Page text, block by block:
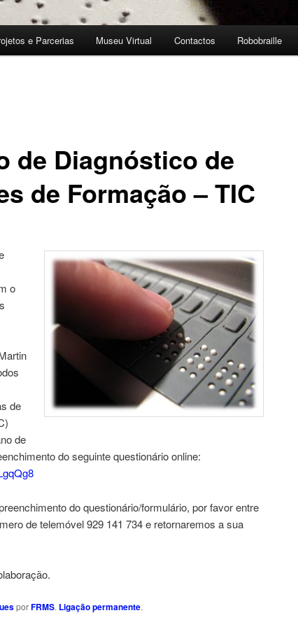
e Parcerias Museu Virtual Contactos Robobraille
de Diagnóstico de
de Formação – TIC
o
de
de
do seguinte questionário online:
do questionário/formulário, por favor entre
de telemóvel 929 141 734 e retornaremos a sua
porFRMS. Ligação permanente.